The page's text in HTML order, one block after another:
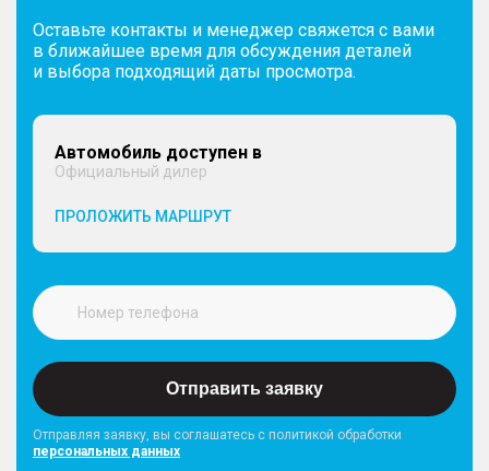
Оставьте контакты и менеджер свяжется с вами
в ближайшее время для обсуждения деталей
и выбора подходящий даты просмотра.
Автомобиль доступен в
Официальный дилер
ПРОЛОЖИТЬ МАРШРУТ
Отправить заявку
Отправляя заявку, вы соглашатесь с политикой обработки
персональных данных